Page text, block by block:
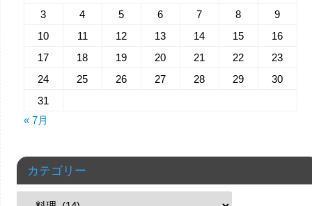
3
4 5 6 7 8
9
10
11 12 13 14 15
16
17
18 19 20 21 22
23
24
25 26 27 28 29
30
31
« 7月
カテゴリー